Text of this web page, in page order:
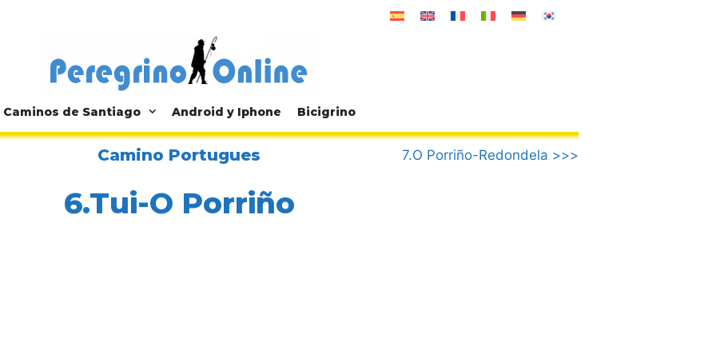
Caminos de Santiago Android y Iphone Bicigrino
Camino Portugues 7.O Porriño-Redondela >>>
6.Tui-O Porriño